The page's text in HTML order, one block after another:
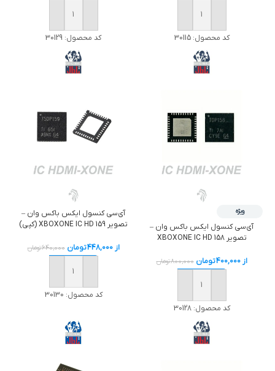
خرید
کد محصول:30115
خرید
کد محصول: 30129
ویژه
آی‌سی کنسول ایکس باکس وان –
تصویر XBOXONE IC HD 158
از400,000تومان 800,000تومان
خرید
کد محصول:30128
آی‌سی کنسول ایکس باکس وان –
تصویر XBOXONE IC HD 159 (کپی)
از448,000تومان 640,000تومان
خرید
کد محصول: 30130